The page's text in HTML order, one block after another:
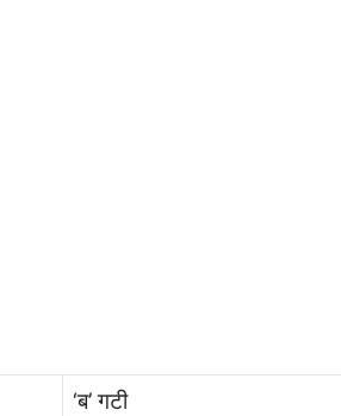
‘ब’ गटी